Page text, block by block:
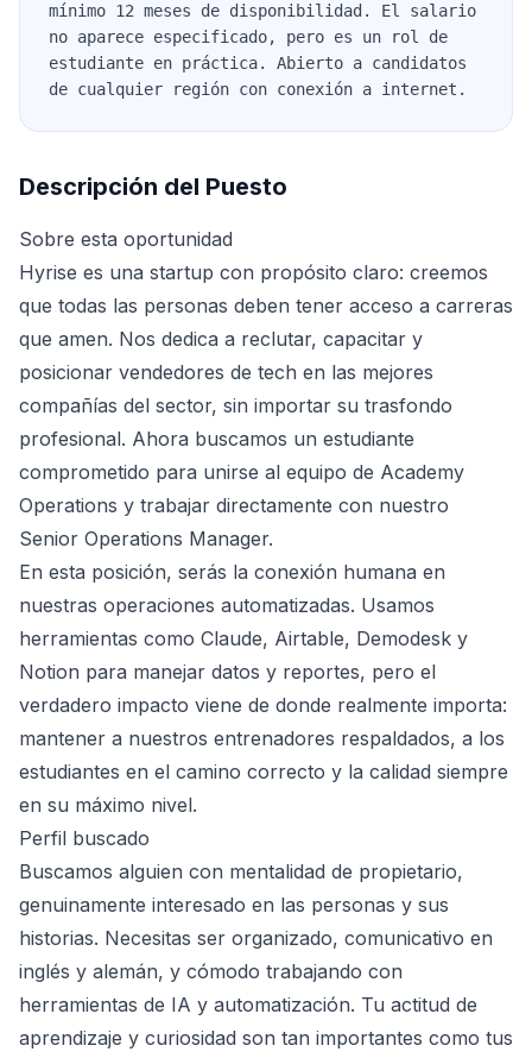
mínimo 12 meses de disponibilidad. El salario
no aparece especificado, pero es un rol de
estudiante en práctica. Abierto a candidatos
de cualquier región con conexión a internet.
Descripción del Puesto
Sobre esta oportunidad
Hyrise es una startup con propósito claro: creemos
que todas las personas deben tener acceso a carreras
que amen. Nos dedica a reclutar, capacitar y
posicionar vendedores de tech en las mejores
compañías del sector, sin importar su trasfondo
profesional. Ahora buscamos un estudiante
comprometido para unirse al equipo de Academy
Operations y trabajar directamente con nuestro
Senior Operations Manager.
En esta posición, serás la conexión humana en
nuestras operaciones automatizadas. Usamos
herramientas como Claude, Airtable, Demodesk y
Notion para manejar datos y reportes, pero el
verdadero impacto viene de donde realmente importa:
mantener a nuestros entrenadores respaldados, a los
estudiantes en el camino correcto y la calidad siempre
en su máximo nivel.
Perfil buscado
Buscamos alguien con mentalidad de propietario,
genuinamente interesado en las personas y sus
historias. Necesitas ser organizado, comunicativo en
inglés y alemán, y cómodo trabajando con
herramientas de IA y automatización. Tu actitud de
aprendizaje y curiosidad son tan importantes como tus